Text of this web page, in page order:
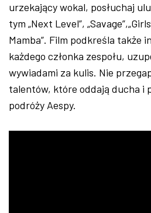
urzekający wokal, posłuchaj
tym „Next Level”,
Mamba”. Film podkreśla także
każdego członka zespołu,
wywiadami za kulis. Nie
talentów, które oddają ducha i
podróży Aespy.